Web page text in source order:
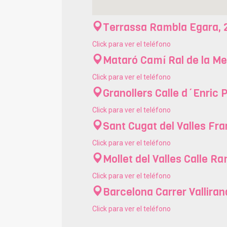
Nuestros
Desde Clínicas Eva ofrecemos
particulares de cada paciente, pero es cierto
Fecundación In Vitro
fecundación in vitro (FIV), también
ampliamente utilizado en el campo de la
Durante este proceso, los óvulos son
meticulosamente en condiciones óptimas.
embarazo exitoso.
Terrassa Rambla Egara,
Click para ver el teléfono
Mataró Camí Ral de la
Click para ver el teléfono
Granollers Calle d´Enric
Click para ver el teléfono
Sant Cugat del Valles
Click para ver el teléfono
Mollet del Valles Calle
Click para ver el teléfono
Barcelona Carrer
Click para ver el teléfono